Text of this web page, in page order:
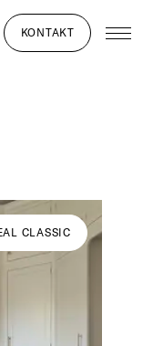
KONTAKT
CLASSIC